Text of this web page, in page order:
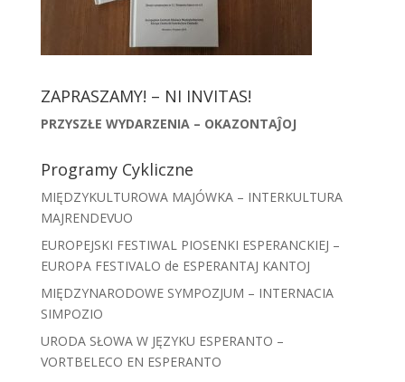
ZAPRASZAMY! – NI INVITAS!
PRZYSZŁE WYDARZENIA – OKAZONTAĴOJ
Programy Cykliczne
MIĘDZYKULTUROWA MAJÓWKA – INTERKULTURA
MAJRENDEVUO
EUROPEJSKI FESTIWAL PIOSENKI ESPERANCKIEJ –
EUROPA FESTIVALO de ESPERANTAJ KANTOJ
MIĘDZYNARODOWE SYMPOZJUM – INTERNACIA
SIMPOZIO
URODA SŁOWA W JĘZYKU ESPERANTO –
VORTBELECO EN ESPERANTO